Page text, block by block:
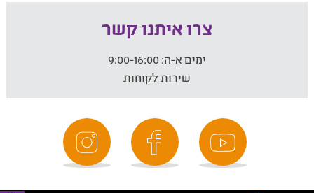
צרו איתנו קשר
ימים א-ה:
שירות לקוחות